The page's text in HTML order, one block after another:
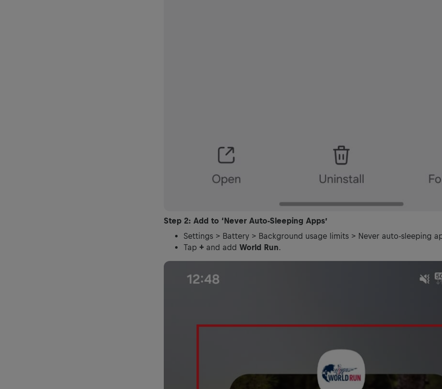
Step 2: Add to ‘Never Auto-Sleeping Apps’
Settings > Battery > Background usage limits > Never auto-sleeping
Tap + and add World Run.